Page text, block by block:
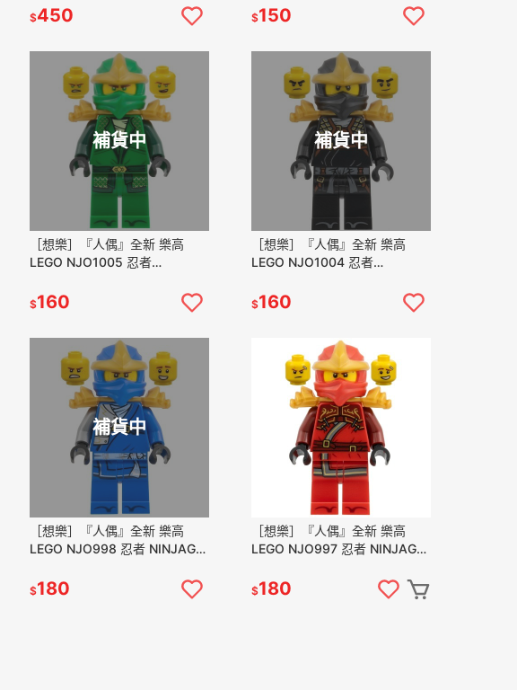
$450 $150
補貨中
［想樂］『人偶』全新 樂高
LEGO NJO1005 忍者
(71861 71866)
$160
補貨中
［想樂］『人偶』全新 樂高
LEGO NJO1004 忍者
(71866)
$160
補貨中
［想樂］『人偶』全新 樂高
LEGO NJO998 忍者 NINJAGO
$180
［想樂］『人偶』全新 樂高
LEGO NJO997 忍者 NINJAGO
$180